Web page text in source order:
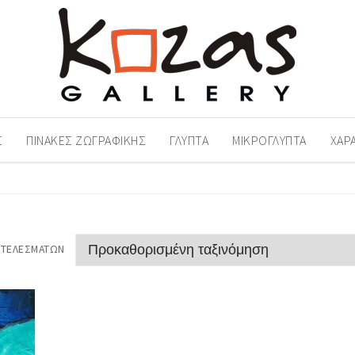
ΠΊΝΑΚΕΣ ΖΩΓΡΑΦΙΚΉΣ ΓΛΥΠΤΆ ΜΙΚΡΟΓΛΥΠΤΆ